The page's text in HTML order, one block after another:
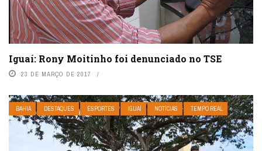
Iguaí: Rony Moitinho foi denunciado no TSE
23 DE MARÇO DE 2017
BAHIA DESTAQUES ESPORTES IGUAÍ NOTÍCIAS TEMPO REAL